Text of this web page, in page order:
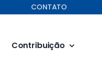
CONTATO
Contribuição